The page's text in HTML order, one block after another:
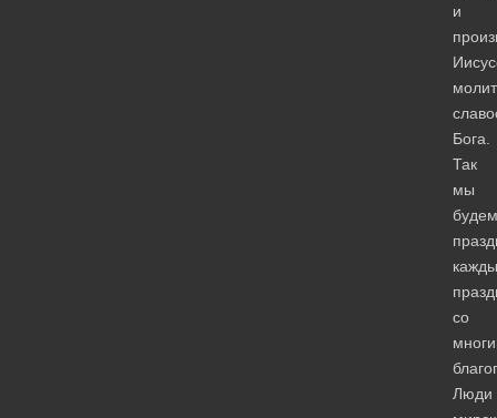
и
Бога.
Так
мы
будем
со
Люди